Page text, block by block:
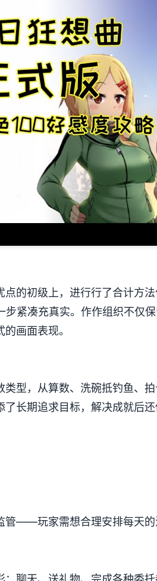
点的初级上，进行行了合计方
步紧凑充真实。作作组织不仅
画面表现。
类型，从算数、洗碗抵钓鱼、
长期追求目标，解决成就后
管——玩家需想合理安排每天的